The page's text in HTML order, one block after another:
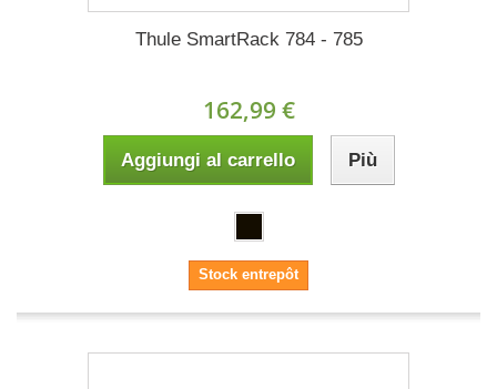
Thule SmartRack 784 - 785
162,99 €
Aggiungi al carrello Più
Stock entrepôt